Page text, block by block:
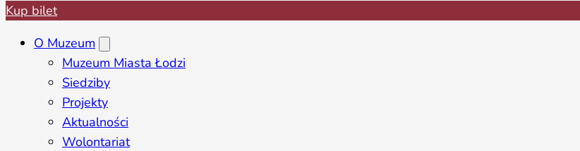
Kup bilet
O Muzeum
Muzeum Miasta Łodzi
Siedziby
Projekty
Aktualności
Wolontariat